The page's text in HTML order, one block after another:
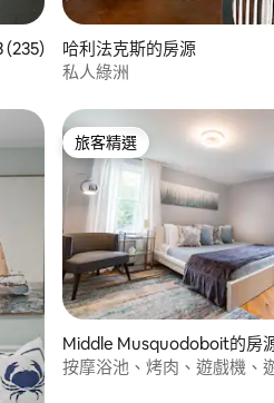
則評價中獲得 4.83 的平均評分（滿
(235)
哈利法克斯的房源
私人綠洲
旅客精選
旅客精選
Middle Musquodoboit的房
按摩浴池、烤肉、遊戲機、